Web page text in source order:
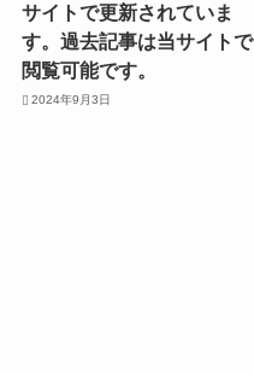
サイトで更新されていま
す。過去記事は当サイトで
閲覧可能です。
2024年9月3日